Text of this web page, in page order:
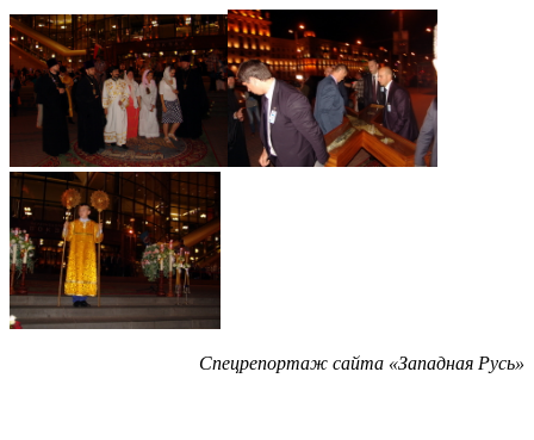
Спецрепортаж сайта «Западная Русь»